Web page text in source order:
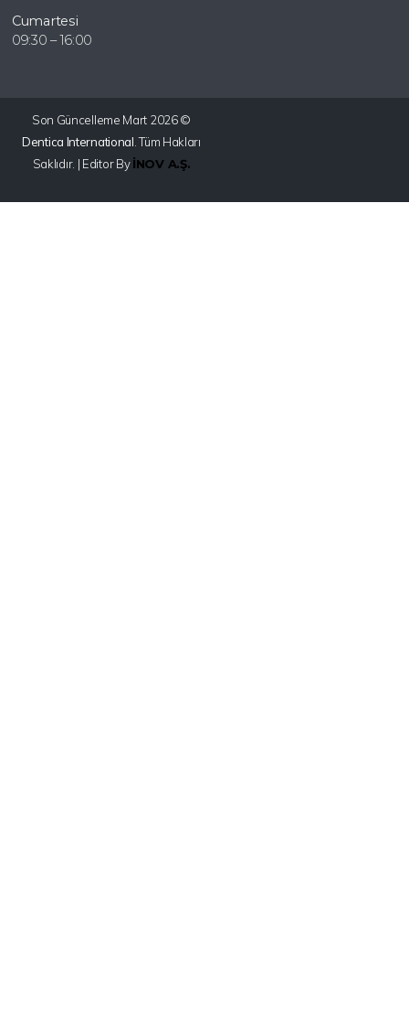
Cumartesi
09:30 – 16:00
Son Güncelleme Mart 2026 ©️
Dentica International . Tüm Hakları
Saklıdır. | Editor ByİNOV A.Ş.